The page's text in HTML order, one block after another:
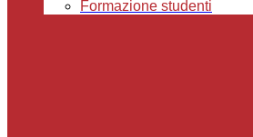
Formazione studenti